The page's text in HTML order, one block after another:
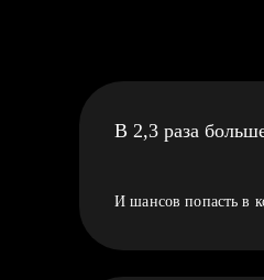
В 2,3 раза
И шансов попасть в